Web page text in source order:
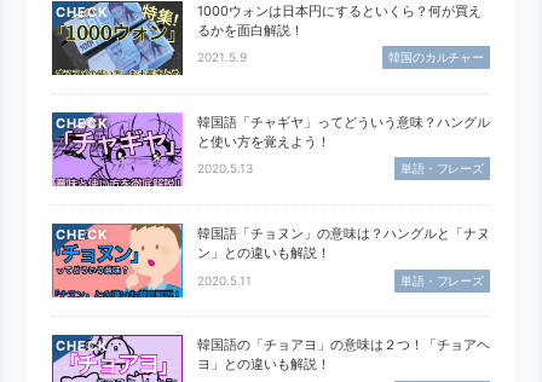
CHECK
1000ウォンは日本円にするといくら？何が買え
るかを面白解説！
2021.5.9 韓国のカルチャー
CHECK
韓国語「チャギヤ」ってどういう意味？ハングル
と使い方を覚えよう！
2020.5.13 単語・フレーズ
CHECK
韓国語「チョヌン」の意味は？ハングルと「ナヌ
ン」との違いも解説！
2020.5.11 単語・フレーズ
CHECK
韓国語の「チョアヨ」の意味は２つ！「チョアヘ
ヨ」との違いも解説！